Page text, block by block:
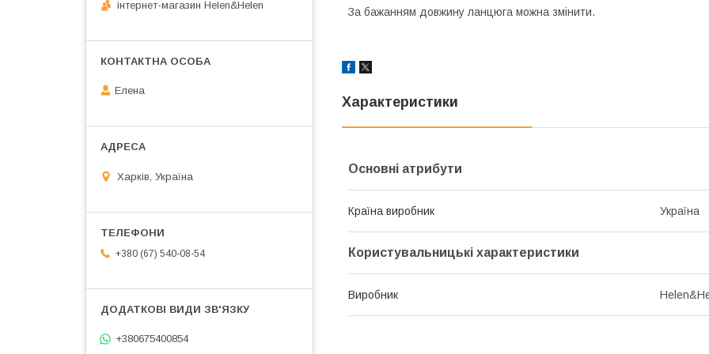
За бажанням довжину ланцюга можна змінити.
Характеристики
Основні атрибути
Країна виробник Україна
Користувальницькі характеристики
Виробник
інтернет-магазин Helen&Helen
Елена
Харків, Україна
+380 (67) 540-08-54
+380675400854